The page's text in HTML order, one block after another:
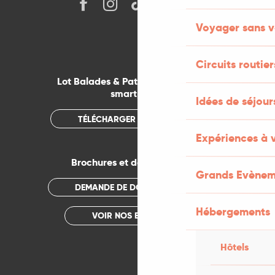
Voyager sans
Circuits
Idées de
Expériences à
Grands
Hébergements
Hôtels
Lot Balades & Patrimoines sur votre
smartphone
TÉLÉCHARGER L'APPLICATION
Brochures et documentations
DEMANDE DE DOCUMENTATION
VOIR NOS BROCHURES